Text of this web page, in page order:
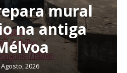
Assinatura
Cister e ajude-nos a manter este serviço
mural
na antiga
2026